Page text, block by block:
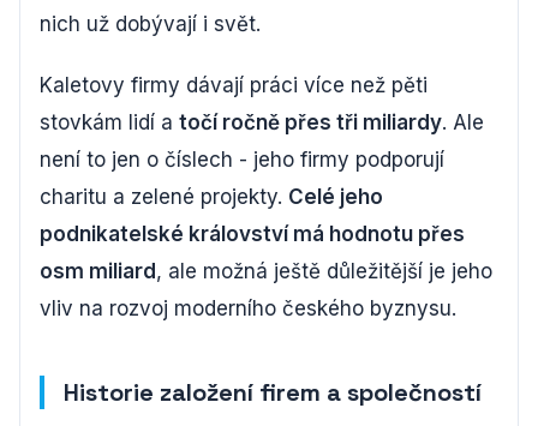
nich už dobývají i svět.
Kaletovy firmy dávají práci více než pěti
stovkám lidí a točí ročně přes tři miliardy. Ale
není to jen o číslech - jeho firmy podporují
charitu a zelené projekty. Celé jeho
podnikatelské království má hodnotu přes
osm miliard , ale možná ještě důležitější je jeho
vliv na rozvoj moderního českého byznysu.
Historie založení firem a společností